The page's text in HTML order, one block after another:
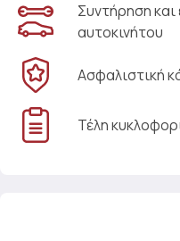
Συντήρηση και
αυτοκινήτου
Ασφαλιστική
Τέλη